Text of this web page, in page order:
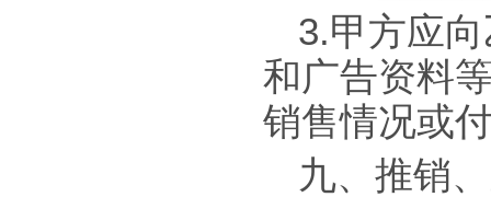
3.甲方应
和广告资料
销售情况或
九、推销